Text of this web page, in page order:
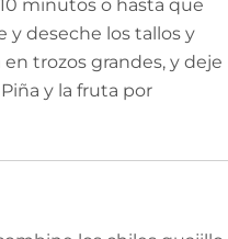
minutos o hasta que
y deseche los tallos y
trozos grandes, y deje
y la fruta por